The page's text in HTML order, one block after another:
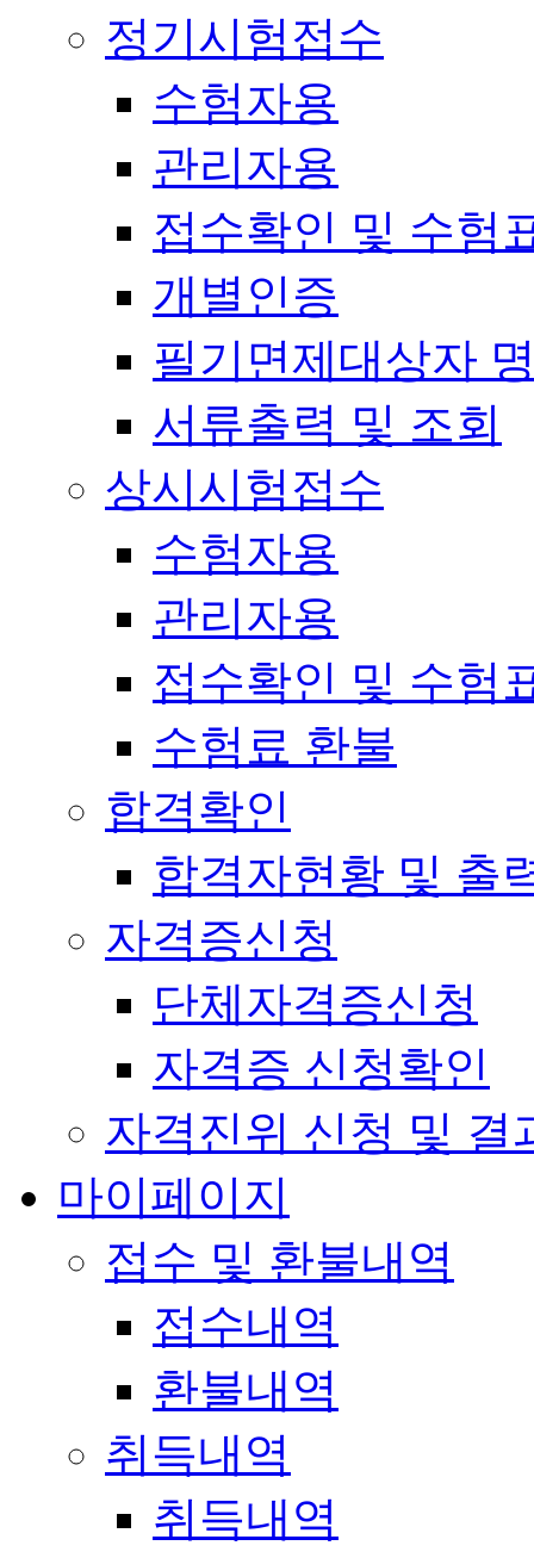
정기시험접수
수험자용
관리자용
접수확인 및 수험
개별인증
필기면제대상자
서류출력 및 조회
상시시험접수
수험자용
관리자용
접수확인 및 수험
수험료 환불
합격확인
합격자현황 및 출
자격증신청
단체자격증신청
자격증 신청확인
자격진위 신청 및 결
마이페이지
접수 및 환불내역
접수내역
환불내역
취득내역
취득내역